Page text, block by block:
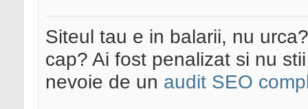
Siteul tau e in balarii, nu
cap? Ai fost penalizat si nu
nevoie de un audit SEO